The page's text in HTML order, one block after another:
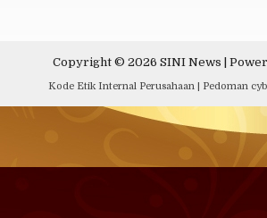
Copyright © 2026 SINI News |
Kode Etik Internal Perusahaan| Pedoman